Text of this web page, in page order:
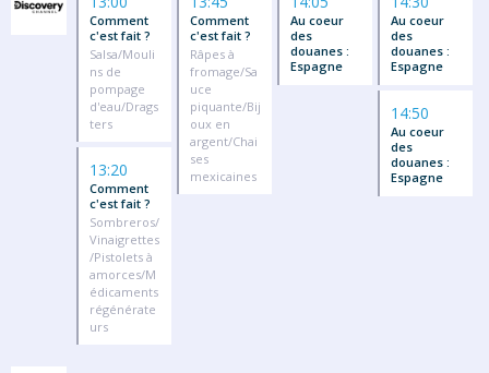
Comment
c'est fait ?
Salsa/Mouli
ns de
pompage
d'eau/Drags
ters
13:20
Comment
c'est fait ?
Sombreros/
Vinaigrettes
/Pistolets à
amorces/M
édicaments
régénérate
urs
Comment
c'est fait ?
Râpes à
fromage/Sa
uce
piquante/Bij
oux en
argent/Chai
ses
mexicaines
Au coeur
des
douanes :
Espagne
Au coeur
des
douanes :
Espagne
14:50
Au coeur
des
douanes :
Espagne